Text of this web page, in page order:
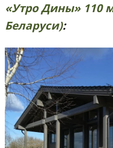
«Утро Дины» 110
Беларуси):